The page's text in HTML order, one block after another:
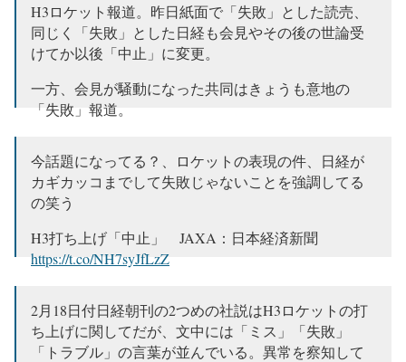
— F＆F (@FandF_JP)February 18, 2023
H3ロケット報道。昨日紙面で「失敗」とした読売、
同じく「失敗」とした日経も会見やその後の世論受
けてか以後「中止」に変更。
一方、会見が騒動になった共同はきょうも意地の
「失敗」報道。
はなく「中止」となるわけだけど、共同は「中止」
できず。pic.twitter.com/Unvlz1Cyv5
わ好き、グラドル取材多い (@tatsunoritoku)February
18, 2023
今話題になってる？、ロケットの表現の件、日経が
カギカッコまでして失敗じゃないことを強調してる
の笑う
H3打ち上げ「中止」 JAXA：日本経済新聞
https://t.co/NH7syJfLzZ
2月18日付日経朝刊の2つめの社説はH3ロケットの打
ち上げに関してだが、文中には「ミス」「失敗」
「トラブル」の言葉が並んでいる。異常を察知して